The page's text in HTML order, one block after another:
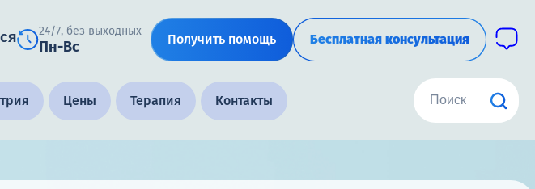
24/7, без выходных
Пн-Вс Получить помощь Бесплатная консультация
Цены Терапия Контакты